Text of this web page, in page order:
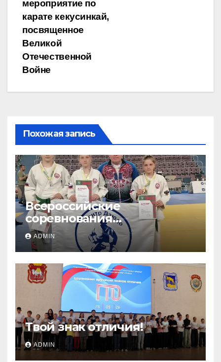
мероприятие по
карате кекусинкай,
посвященное
Великой
Отечественной
Войне
Похожая запись
Всероссийские
соревнования
«ЛОКОДЗЮДО»!
ADMIN
Твой знак отличия!
ADMIN